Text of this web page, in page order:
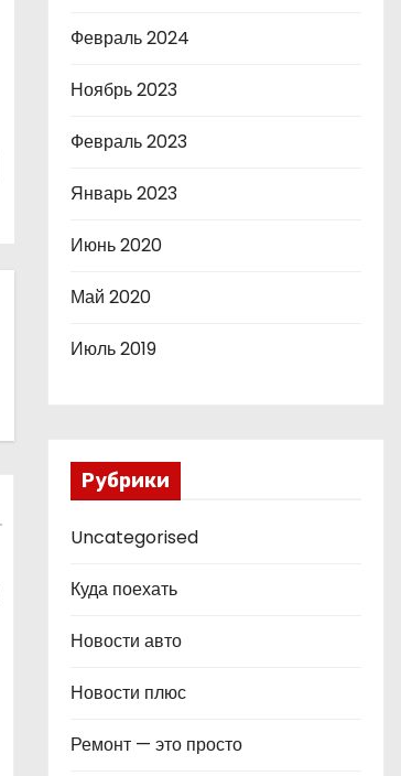
Февраль 2024
Ноябрь 2023
Февраль 2023
Январь 2023
Июнь 2020
Май 2020
Июль 2019
Рубрики
Uncategorised
Куда поехать
Новости авто
Новости плюс
Ремонт — это просто